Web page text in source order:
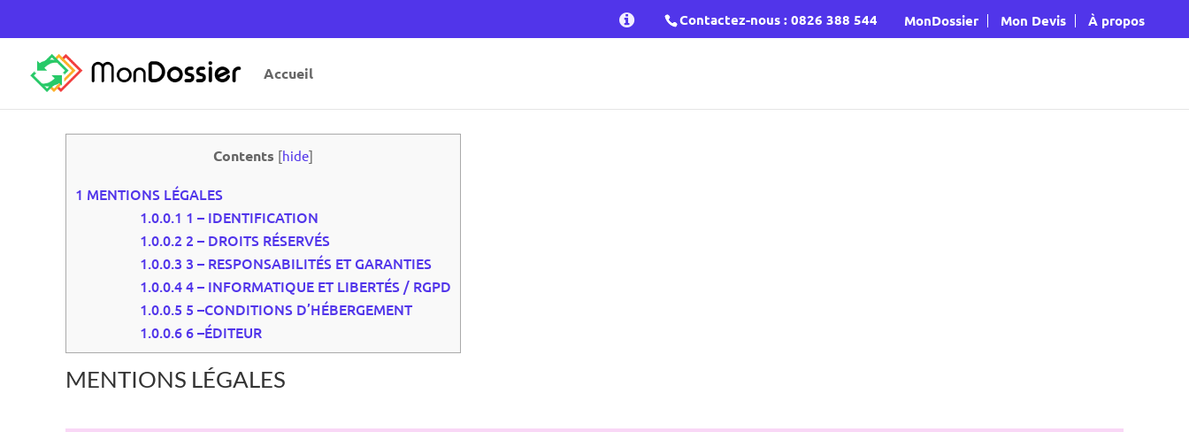
Contactez-nous : ‭0826 388 544‬ MonDossier Mon Devis À propos
Accueil
Contents [hide]
1 MENTIONS LÉGALES
1.0.0.1 1 – IDENTIFICATION
1.0.0.2 2 – DROITS RÉSERVÉS
1.0.0.3 3 – RESPONSABILITÉS ET GARANTIES
1.0.0.44 – INFORMATIQUE ET LIBERTÉS / RGPD
1.0.0.5 5 –CONDITIONS D’HÉBERGEMENT
1.0.0.66 –ÉDITEUR
MENTIONS LÉGALES